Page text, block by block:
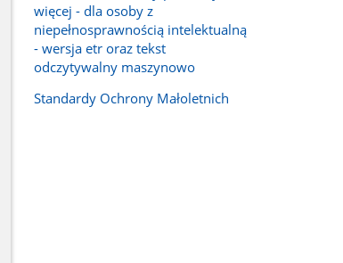
więcej - dla osoby z
niepełnosprawnością intelektualną
- wersja etr oraz tekst
odczytywalny maszynowo
Standardy Ochrony Małoletnich